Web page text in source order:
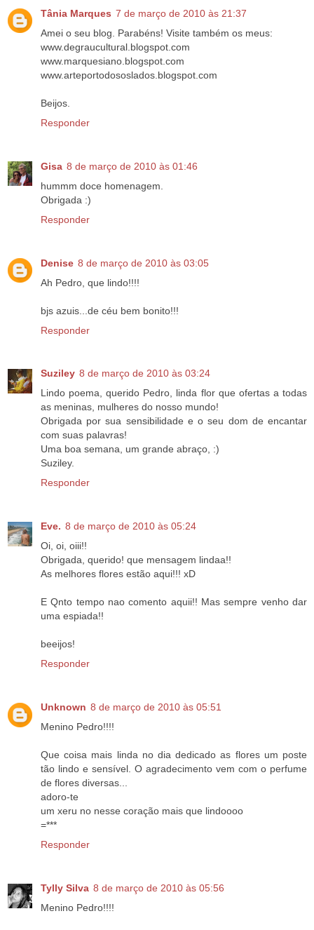
Tânia Marques 7 de março de 2010 às 21:37
Amei o seu blog. Parabéns! Visite também os meus:
www.degraucultural.blogspot.com
www.marquesiano.blogspot.com
www.arteportodososlados.blogspot.com
Beijos.
Responder
Gisa 8 de março de 2010 às 01:46
hummm doce homenagem.
Obrigada :)
Responder
Denise 8 de março de 2010 às 03:05
Ah Pedro, que lindo!!!!
bjs azuis...de céu bem bonito!!!
Responder
Suziley 8 de março de 2010 às 03:24
Lindo poema, querido Pedro, linda flor que ofertas a todas
as meninas, mulheres do nosso mundo!
Obrigada por sua sensibilidade e o seu dom de encantar
com suas palavras!
Uma boa semana, um grande abraço, :)
Suziley.
Responder
Eve. 8 de março de 2010 às 05:24
Oi, oi, oiii!!
Obrigada, querido! que mensagem lindaa!!
As melhores flores estão aqui!!! xD
E Qnto tempo nao comento aquii!! Mas sempre venho dar
uma espiada!!
beeijos!
Responder
Unknown 8 de março de 2010 às 05:51
Menino Pedro!!!!
Que coisa mais linda no dia dedicado as flores um poste
tão lindo e sensível. O agradecimento vem com o perfume
de flores diversas...
adoro-te
um xeru no nesse coração mais que lindoooo
=***
Responder
Tylly Silva 8 de março de 2010 às 05:56
Menino Pedro!!!!